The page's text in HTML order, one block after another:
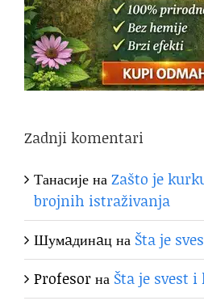
Zadnji komentari
ТанасијенаZašto je
brojnih istraživanja
Шумaдинaцна Šta je
Profesorна Šta je svest